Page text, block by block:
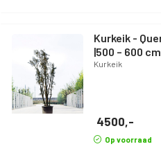
Kurkeik - Quercus suber 2 | Meerstammig
|500 – 600 cm
Kurkeik
4500,-
Op voorraad